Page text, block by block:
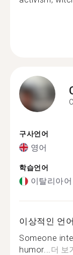
구사언어
영어
학습언어
이탈리아어
이상적인 언
Someone
humor...더 보